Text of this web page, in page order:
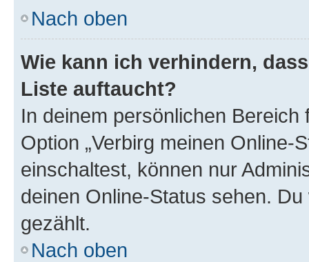
Nach oben
Wie kann ich verhindern,
Liste auftaucht?
In deinem persönlichen
Option „Verbirg meinen Online-
einschaltest, können nur
deinen Online-Status sehen.
gezählt.
Nach oben